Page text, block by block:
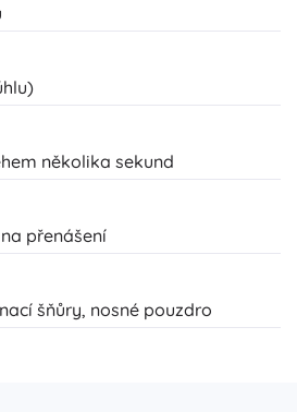
několika sekund
přenášení
šňůry, nosné pouzdro